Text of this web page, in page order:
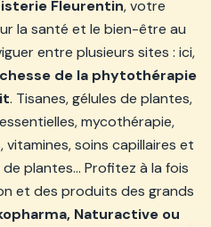
Fleurentin, votre
la santé et le bien-être au
entre plusieurs sites : ici,
de la phytothérapie
. Tisanes, gélules de plantes,
mycothérapie,
soins capillaires et
plantes… Profitez à la fois
et des produits des grands
Naturactive ou